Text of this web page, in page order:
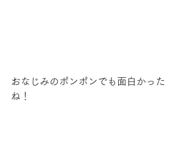
おなじみのポンポンでも面白かった
ね！